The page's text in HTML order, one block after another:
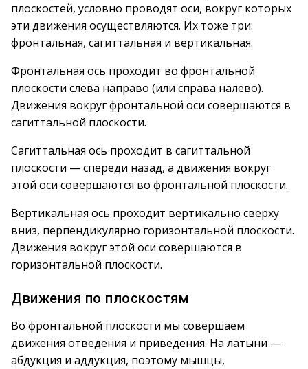
плоскостей, условно проводят оси, вокруг которых
эти движения осуществляются. Их тоже три:
фронтальная, сагиттальная и вертикальная.
Фронтальная ось проходит во фронтальной
плоскости слева направо (или справа налево).
Движения вокруг фронтальной оси совершаются в
сагиттальной плоскости.
Сагиттальная ось проходит в сагиттальной
плоскости — спереди назад, а движения вокруг
этой оси совершаются во фронтальной плоскости.
Вертикальная ось проходит вертикально сверху
вниз, перпендикулярно горизонтальной плоскости.
Движения вокруг этой оси совершаются в
горизонтальной плоскости.
Движения по плоскостям
Во фронтальной плоскости мы совершаем
движения отведения и приведения. На латыни —
абдукция и аддукция, поэтому мышцы,